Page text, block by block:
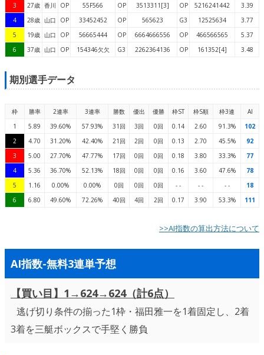
3
27歳 香川 OP 55F566 OP 3513311[3] OP 5216241442
3.39
4
28歳 山口 OP 33452452 OP 565623 G3 12525634
3.77
5
19歳 山口 OP 56665444 OP 6664666556 OP 466566565
5.37
6
37歳 山口 OP 154346欠欠 G3 2262364136 OP 161352[4] 3.48
期別選手データ
枠 勝率 2連率 3連率 勝数 優出 優勝 枠ST 枠S順 枠3連
AI
1
5.89 39.60% 57.93% 31回 3回 0回 0.14 2.60 91.3%
102
2
4.70 31.20% 42.40% 21回 2回 0回 0.13 2.70 45.5%
92
3
5.00 27.70% 47.77% 17回 0回 0回 0.18 3.80 33.3%
77
4
5.36 36.70% 52.13% 18回 0回 0回 0.16 3.60 47.6%
78
5
1.16 0.00% 0.00% 0回 0回 0回 - - - - - -
18
6
6.80 49.60% 72.26% 40回 4回 2回 0.17 3.90 53.3% 111
>>AI指数の算出方法について
AI指数-無料3連単予想
【買い目】1→624→624（計6点）
逃げ切り条件の揃った1枠・福田雅一を1着固定し、2着
3着を三艇ボックスで手堅く勝負